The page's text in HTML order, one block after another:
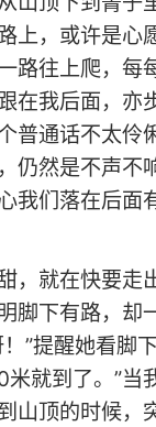
上，或许是心
路往上爬，每
在我后面，亦
普通话不太伶
仍然是不声不
我们落在后面
，就在快要走
脚下有路，却
”提醒她看脚
米就到了。”当
山顶的时候，